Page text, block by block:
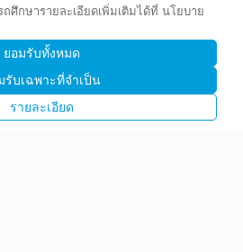
ศึกษารายละเอียดเพิ่มเติมได้ที่ นโยบาย
ยอมรับทั้งหมด
รับเฉพาะที่จำเป็น
รายละเอียด